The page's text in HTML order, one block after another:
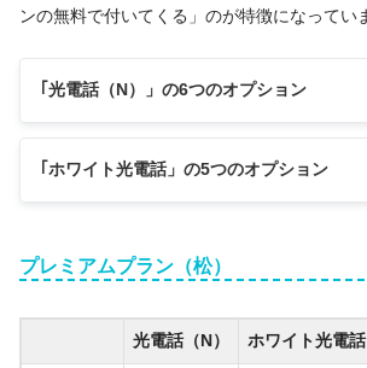
ンの無料で付いてくる」のが特徴になってい
｢光電話（N）」の6つのオプション
オプション 内容
番号通知リクエスト 番号非通知の電話を
かかってきた電話を
スクロールできます
｢ホワイト光電話」の5つのオプション
番号表示サービス かけてきた
番号通知リクエストサービス 番号非通知
プレミアムプラン（松）
光電話（N） ホワイト光電話